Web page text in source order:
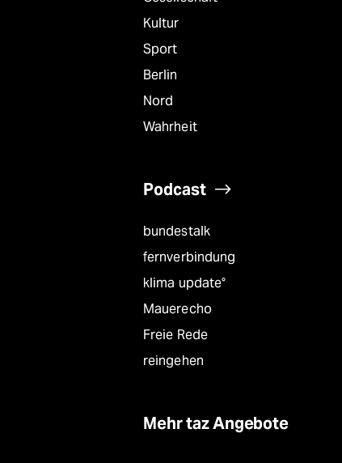
Kultur
Sport
Berlin
Nord
Wahrheit
Podcast
bundestalk
fernverbindung
klima update°
Mauerecho
Freie Rede
reingehen
Mehr taz Angebote